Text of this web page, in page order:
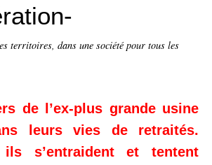
territoires, dans une société pour tous les
de l’ex-plus grande usine
leurs vies de retraités.
s’entraident et tentent